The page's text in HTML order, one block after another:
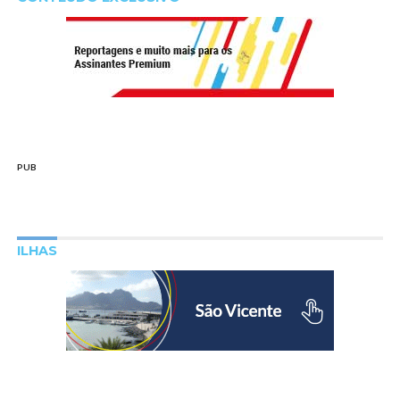
PUB
ILHAS